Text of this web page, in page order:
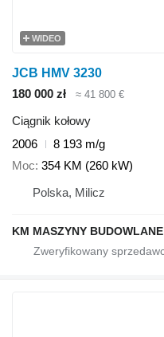
WIDEO
JCB HMV 3230
180 000 zł
≈ 41 800 €
Ciągnik kołowy
2006
8 193 m/g
Moc 354 KM (260 kW)
Polska, Milicz
KM MASZYNY BUDOWLANE